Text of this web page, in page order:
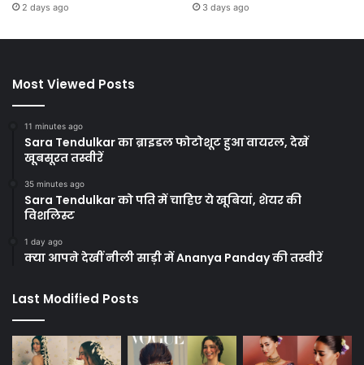
2 days ago 3 days ago
Most Viewed Posts
11 minutes ago
Sara Tendulkar का ब्राइडल फोटोशूट हुआ वायरल, देखें
खूबसूरत तस्वीरें
35 minutes ago
Sara Tendulkar को पति में चाहिए ये खूबियां, शेयर की
विशलिस्ट
1 day ago
क्या आपने देखीं नीली साड़ी में Ananya Panday की तस्वीरें
Last Modified Posts